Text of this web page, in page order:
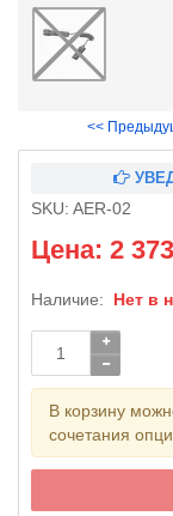
<<
SKU: AER-02
Цена: 2
Наличие: Нет в
В корзину
сочетания